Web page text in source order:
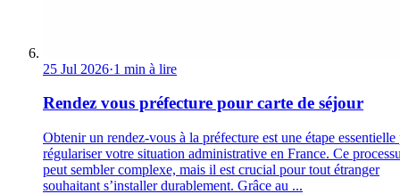
25 Jul 2026·1 min à lire
Rendez vous préfecture pour carte de séjour
Obtenir un rendez-vous à la préfecture est une étape essentielle
régulariser votre situation administrative en France. Ce
peut sembler complexe, mais il est crucial pour tout étranger
souhaitant s’installer durablement. Grâce au ...